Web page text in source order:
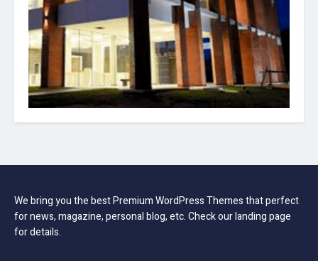
We bring you the best Premium WordPress Themes that perfect
for news, magazine, personal blog, etc. Check our landing page
for details.